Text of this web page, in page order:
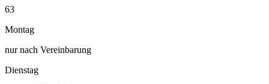
63
Montag
nur nach Vereinbarung
Dienstag